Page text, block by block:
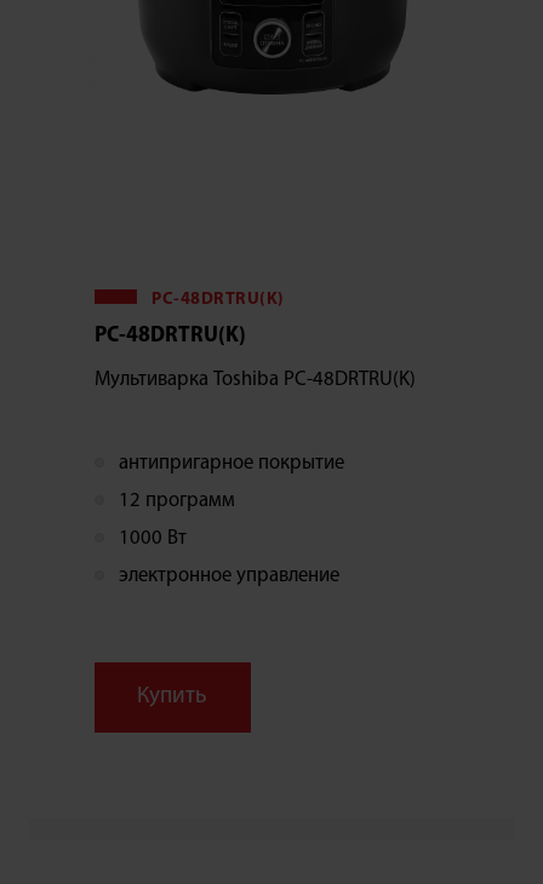
PC-48DRTRU(K)
PC-48DRTRU(K)
Мультиварка Toshiba PC-48DRTRU(K)
антипригарное покрытие
12 программ
1000 Вт
электронное управление
Купить